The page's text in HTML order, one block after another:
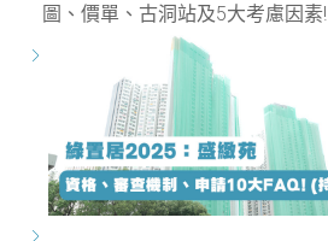
圖、價單、古洞站及5大考慮因素!